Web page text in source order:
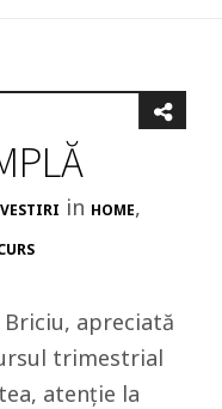
in HOME,
Briciu, apreciată
trimestrial
atenție la